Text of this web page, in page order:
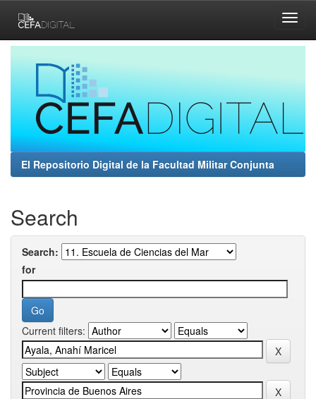
navigation
El Repositorio Digital de la Facultad Militar Conjunta
Search
Search:
for
Current filters: